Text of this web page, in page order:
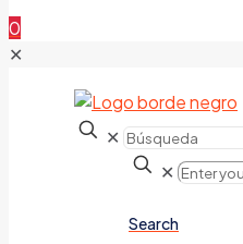
0
✕
✕
✕
Search